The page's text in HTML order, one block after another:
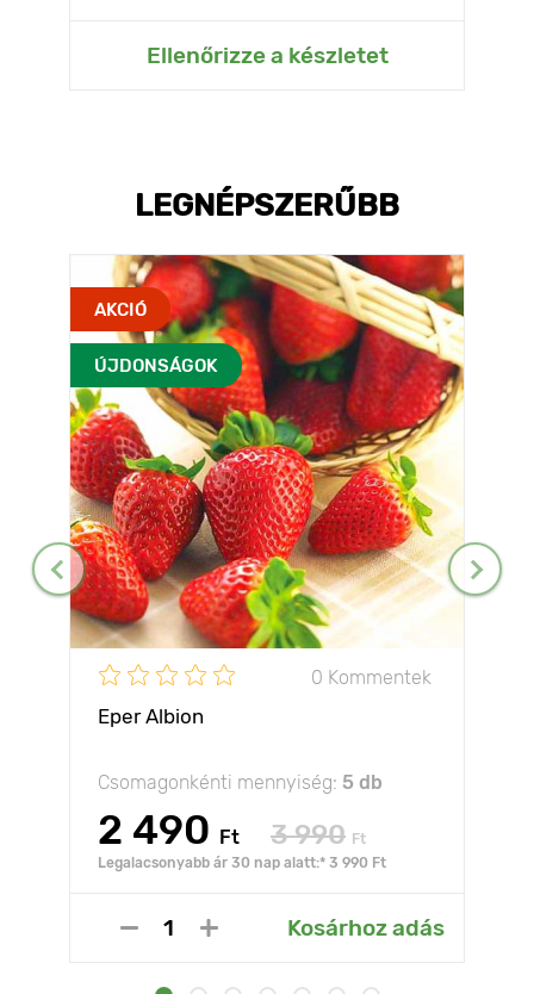
Ellenőrizze a készletet
LEGNÉPSZERŰBB
AKCIÓ
ÚJDONSÁGOK
0 Kommentek
Eper Albion
Csomagonkénti mennyiség: 5 db
2 490 Ft 3 990 Ft
Legalacsonyabb ár 30 nap alatt:* 3 990 Ft
Kosárhoz adás